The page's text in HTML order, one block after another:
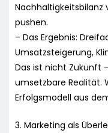
Nachhaltigkeitsbilanz
pushen.
– Das Ergebnis:
Umsatzsteigerung,
Das ist nicht Zukunft
umsetzbare Realität.
Erfolgsmodell aus dem
3. Marketing als